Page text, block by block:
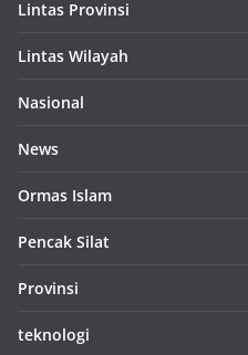
Lintas Provinsi
Lintas Wilayah
Nasional
News
Ormas Islam
Pencak Silat
Provinsi
teknologi